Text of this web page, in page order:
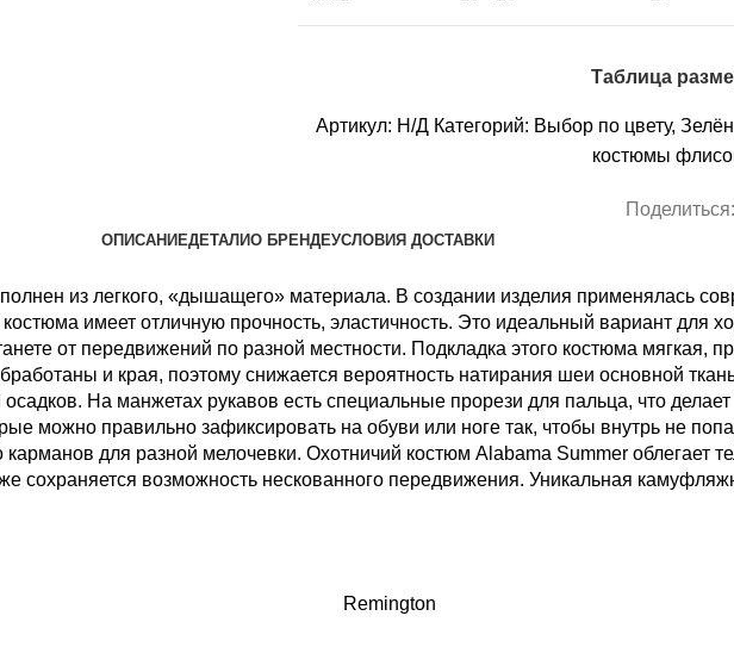
Таблица
Артикул: Н/Д Категорий: Выбор по цвету,
костюмы
Поделиться:
ОПИСАНИЕДЕТАЛИО БРЕНДЕУСЛОВИЯ ДОСТАВКИ
из легкого, «дышащего» материала. В создании изделия применялась
имеет отличную прочность, эластичность. Это идеальный вариант для
от передвижений по разной местности. Подкладка этого костюма мягкая,
и края, поэтому снижается вероятность натирания шеи основной
На манжетах рукавов есть специальные прорези для пальца, что
можно правильно зафиксировать на обуви или ноге так, чтобы внутрь не
для разной мелочевки. Охотничий костюм Alabama Summer облегает
сохраняется возможность нескованного передвижения. Уникальная
Remington